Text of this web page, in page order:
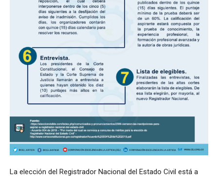
La elección del Registrador Nacional del Estado Civil está a